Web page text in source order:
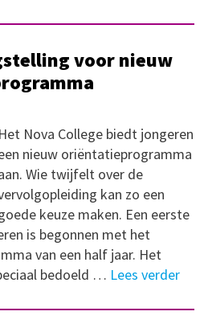
voor nieuw
Het Nova College biedt jongeren
nieuw oriëntatieprogramma
Wie twijfelt over de
kan zo een
keuze maken. Een eerste
is begonnen met het
van een half jaar. Het
bedoeld … Lees verder